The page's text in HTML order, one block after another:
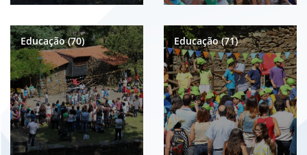
Educação (70) Educação (71)